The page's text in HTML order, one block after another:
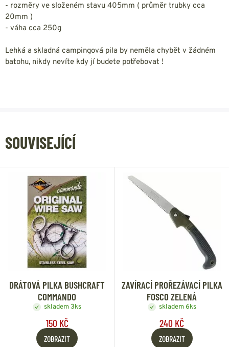
- rozměry ve složeném stavu 405mm ( průměr trubky cca
20mm )
- váha cca 250g
Lehká a skladná campingová pila by neměla chybět v žádném
batohu, nikdy nevíte kdy jí budete potřebovat !
SOUVISEJÍCÍ
DRÁTOVÁ PILKA BUSHCRAFT
COMMANDO
skladem 3ks
150 KČ
ZOBRAZIT
ZAVÍRACÍ PROŘEZÁVACÍ PILKA
FOSCO ZELENÁ
skladem 6ks
240 KČ
ZOBRAZIT